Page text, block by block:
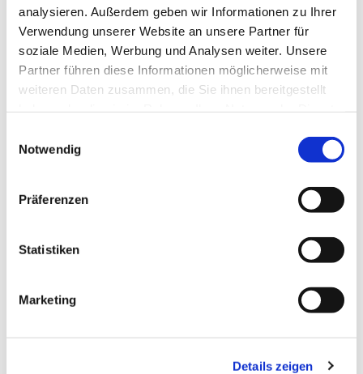
analysieren. Außerdem geben wir Informationen zu Ihrer
Verwendung unserer Website an unsere Partner für
soziale Medien, Werbung und Analysen weiter. Unsere
Partner führen diese Informationen möglicherweise mit
weiteren Daten zusammen, die Sie ihnen bereitgestellt
Notwendig
Präferenzen
Statistiken
Marketing
Details zeigen
Soziales
Stadt Versmold
Haus der Familie
Grundschulen Loxten-Bockhorst
Deutsches Rotes Kreuz Versmold
Gütersloher Tafel